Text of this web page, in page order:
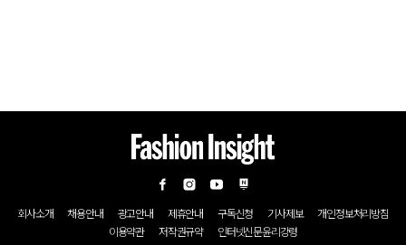
회사소개 채용안내 광고안내 제휴안내 구독신청 기사제보
개인정보처리방침
이용약관
저작권규약 인터넷신문윤리강령